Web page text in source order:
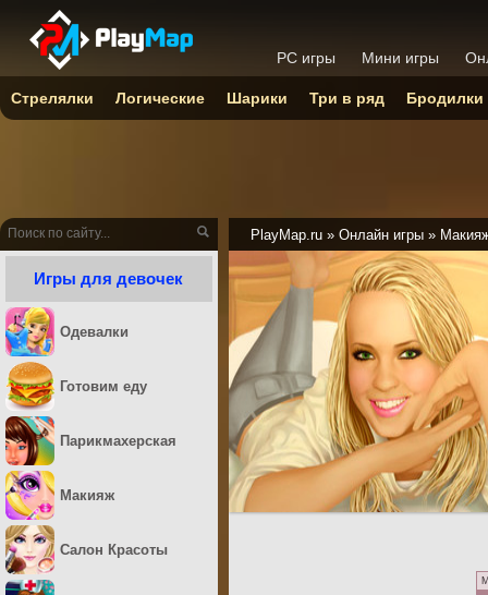
PlayMap.ru » Онлайн игры »
Игры для девочек
Одевалки
Готовим еду
Парикмахерская
Макияж
Салон Красоты
PC игры Мини игры
Стрелялки Логические Шарики Три в ряд Бродилки